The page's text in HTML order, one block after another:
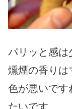
パリッと感は
燻煙の香りは
色が悪いです
たいです。